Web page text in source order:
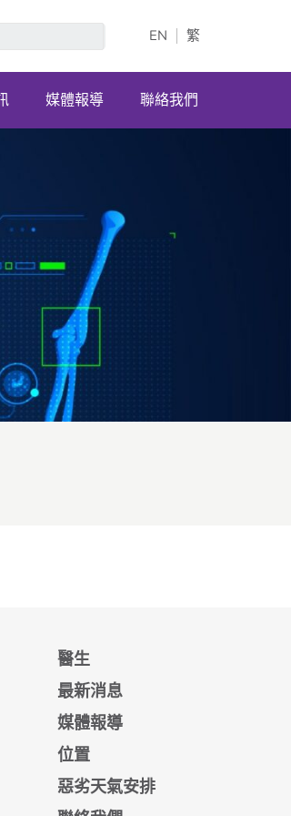
EN 繁
媒體報導 聯絡我們
醫生
最新消息
媒體報導
位置
惡劣天氣安排